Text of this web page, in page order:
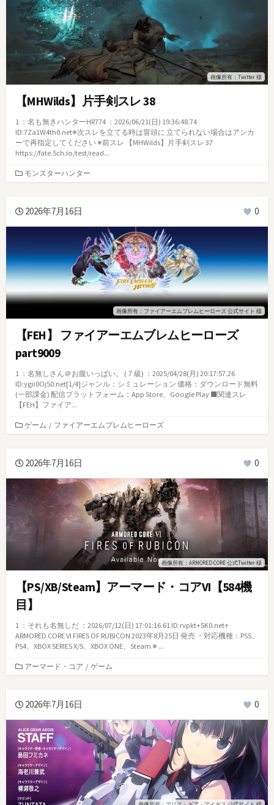
画像所有：Twitter 様
【MHWilds】片手剣スレ 38
1 ：名も無きハンターHR774 ：2026/06/21(日) 19:36:48.74
ID:7Za1W4th0.net※次スレを立てる時は冒頭に 立てられない場合はアンカ
ーで再指定してください ※前スレ 【MHWilds】片手剣スレ 37
https://fate.5ch.io/test/read...
カ
テ
リ
モンスターハンター
2026年7月16日 0
画像所有：ファイアーエムブレムヒーローズ 公式サイト 様
【FEH】 ファイアーエムブレムヒーローズ
part9009
1 ：名無しさん＠お腹いっぱい。 (７級) ：2025/04/28(月) 20:17:57.26
ID:ygii0Oj50.net[1/4]ジャンル：シミュレーション 価格：ダウンロード無料
(一部課金) 配信プラットフォーム：App Store、Google Play ■関連スレ
【FEH】ファイア...
カ
テ
リ
ゲーム / ファイアーエムブレムヒーローズ
2026年7月16日 0
画像所有：ARMORED CORE 公式Twitter 様
【PS/XB/Steam】アーマード・コアVI【584機
目】
1 ：それも名無しだ ：2026/07/12(日) 17:01:16.61 ID:rvpkt+5K0.net↑
ARMORED CORE VI FIRES OF RUBICON 2023年8月25日 発売 ・対応機種：PS5、
PS4、XBOX SERIES X/S、XBOX ONE、Steam ※ ...
カ
テ
リ
アーマード・コア / ゲーム
2026年7月16日 0